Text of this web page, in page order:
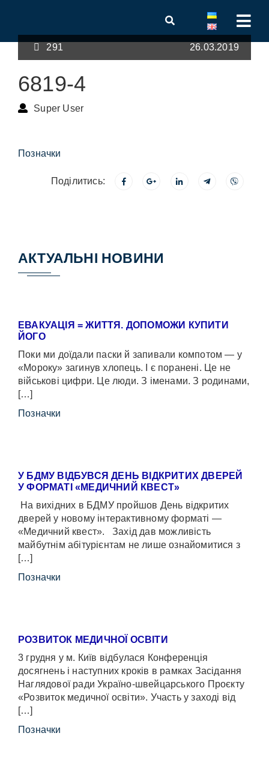
291 26.03.2019
6819-4
Super User
Позначки
Поділитись:
АКТУАЛЬНІ НОВИНИ
ЕВАКУАЦІЯ = ЖИТТЯ. ДОПОМОЖИ КУПИТИ
ЙОГО
Поки ми доїдали паски й запивали компотом — у
«Мороку» загинув хлопець. І є поранені. Це не
військові цифри. Це люди. З іменами. З родинами,
[…]
Позначки
У БДМУ ВІДБУВСЯ ДЕНЬ ВІДКРИТИХ ДВЕРЕЙ
У ФОРМАТІ «МЕДИЧНИЙ КВЕСТ»
На вихідних в БДМУ пройшов День відкритих
дверей у новому інтерактивному форматі —
«Медичний квест». Захід дав можливість
майбутнім абітурієнтам не лише ознайомитися з
[…]
Позначки
РОЗВИТОК МЕДИЧНОЇ ОСВІТИ
3 грудня у м. Київ відбулася Конференція
досягнень і наступних кроків в рамках Засідання
Наглядової ради Україно-швейцарського Проєкту
«Розвиток медичної освіти». Участь у заході від
[…]
Позначки